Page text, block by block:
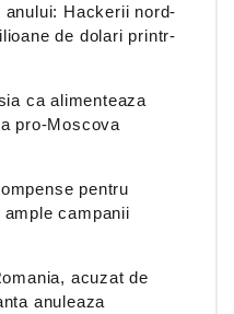
Hackerii nord-
de dolari printr-
ca alimenteaza
pro-Moscova
pentru
campanii
acuzat de
anuleaza